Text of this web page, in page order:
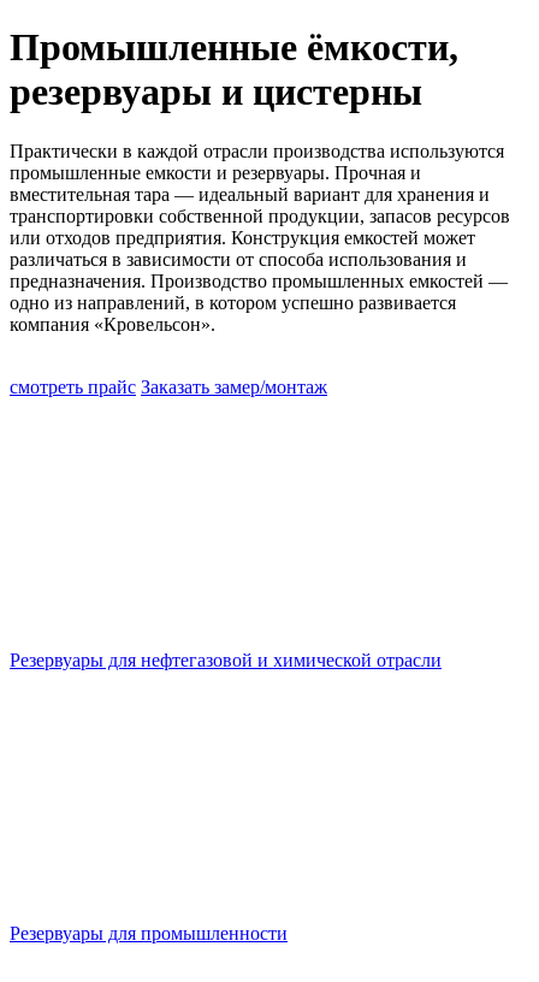
Промышленные ёмкости,
резервуары и цистерны
Практически в каждой отрасли производства используются
промышленные емкости и резервуары. Прочная и
вместительная тара — идеальный вариант для хранения и
транспортировки собственной продукции, запасов ресурсов
или отходов предприятия. Конструкция емкостей может
различаться в зависимости от способа использования и
предназначения. Производство промышленных емкостей —
одно из направлений, в котором успешно развивается
компания «Кровельсон».
смотреть прайс Заказать замер/монтаж
Резервуары для нефтегазовой и химической отрасли
Резервуары для промышленности